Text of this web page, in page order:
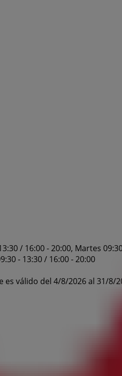
/ 16:00 - 20:00, Martes
- 13:30 / 16:00 - 20:00
válido del 4/8/2026 al 31/8/